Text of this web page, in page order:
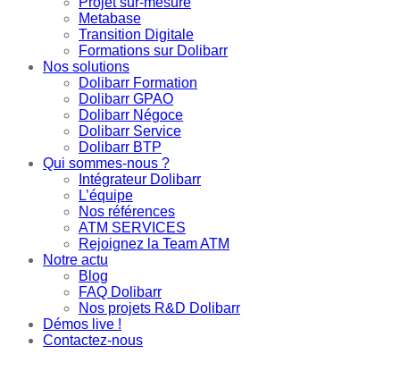
Metabase
Transition Digitale
Formations sur Dolibarr
Nos solutions
Dolibarr Formation
Dolibarr GPAO
Dolibarr Négoce
Dolibarr Service
Dolibarr BTP
Qui sommes-nous ?
Intégrateur Dolibarr
L’équipe
Nos références
ATM SERVICES
Rejoignez la Team ATM
Notre actu
Blog
FAQ Dolibarr
Nos projets R&D Dolibarr
Démos live !
Contactez-nous